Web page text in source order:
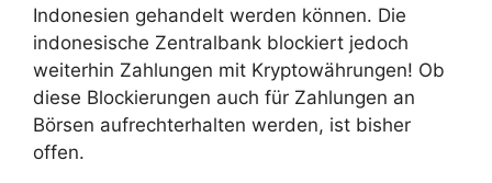
Indonesien gehandelt werden können. Die
indonesische Zentralbank blockiert jedoch
weiterhin Zahlungen mit Kryptowährungen! Ob
diese Blockierungen auch für Zahlungen an
Börsen aufrechterhalten werden, ist bisher
offen.